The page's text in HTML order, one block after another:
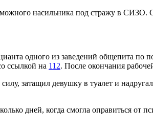
насильника под стражу в
одного из заведений общепита по
ссылкой на 112. После окончания
затащил девушку в туалет и
дней, когда смогла оправиться